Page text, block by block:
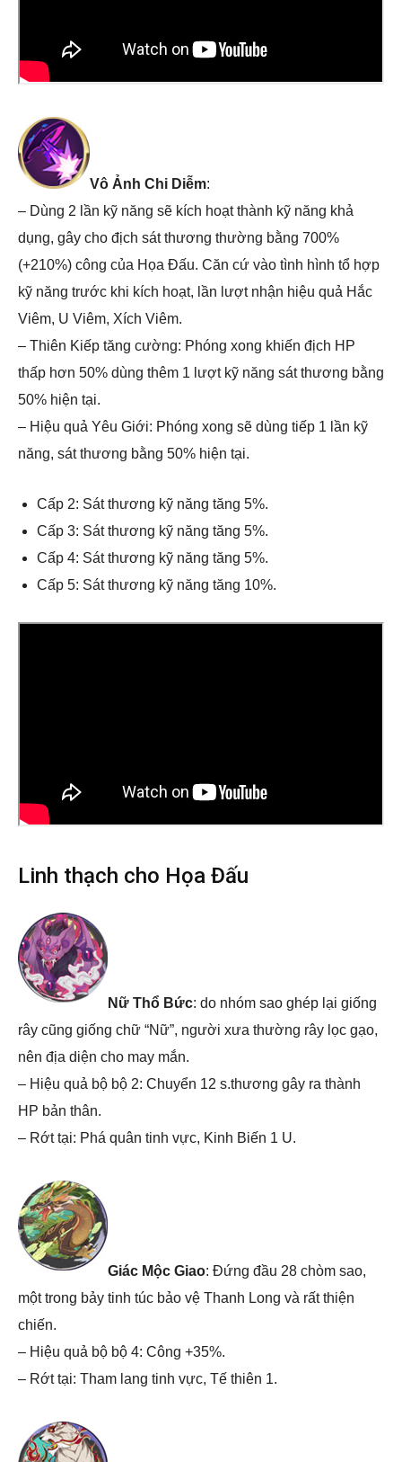
Vô Ảnh Chi Diễm:
– Dùng 2 lần kỹ năng sẽ kích hoạt thành kỹ năng khả
dụng, gây cho địch sát thương thường bằng 700%
(+210%) công của Họa Đấu. Căn cứ vào tình hình tổ hợp
kỹ năng trước khi kích hoạt, lần lượt nhận hiệu quả Hắc
Viêm, U Viêm, Xích Viêm.
– Thiên Kiếp tăng cường: Phóng xong khiến địch HP
thấp hơn 50% dùng thêm 1 lượt kỹ năng sát thương bằng
50% hiện tại.
– Hiệu quả Yêu Giới: Phóng xong sẽ dùng tiếp 1 lần kỹ
năng, sát thương bằng 50% hiện tại.
Cấp 2: Sát thương kỹ năng tăng 5%.
Cấp 3: Sát thương kỹ năng tăng 5%.
Cấp 4: Sát thương kỹ năng tăng 5%.
Cấp 5: Sát thương kỹ năng tăng 10%.
Linh thạch cho Họa Đấu
Nữ Thổ Bức: do nhóm sao ghép lại giống
rây cũng giống chữ “Nữ”, người xưa thường rây lọc gạo,
nên địa diện cho may mắn.
– Hiệu quả bộ bộ 2: Chuyển 12 s.thương gây ra thành
HP bản thân.
– Rớt tại: Phá quân tinh vực, Kinh Biến 1 U.
Giác Mộc Giao: Đứng đầu 28 chòm sao,
một trong bảy tinh túc bảo vệ Thanh Long và rất thiện
chiến.
– Hiệu quả bộ bộ 4: Công +35%.
– Rớt tại: Tham lang tinh vực, Tế thiên 1.